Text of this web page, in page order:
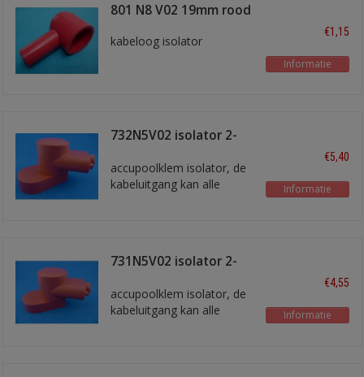
801 N8 V02 19mm rood
kabeloog isolator
€1,15
Informatie
732N5V02 isolator 2-
accupoolklem isolator, de
kabeluitgang kan alle
€5,40
Informatie
731N5V02 isolator 2-
accupoolklem isolator, de
kabeluitgang kan alle
€4,55
Informatie